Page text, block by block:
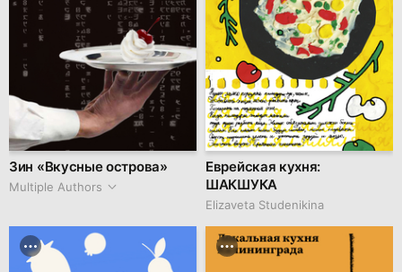
Зин «Вкусные острова»
Multiple Authors
Еврейская кухня:
ШАКШУКА
Elizaveta Studenikina